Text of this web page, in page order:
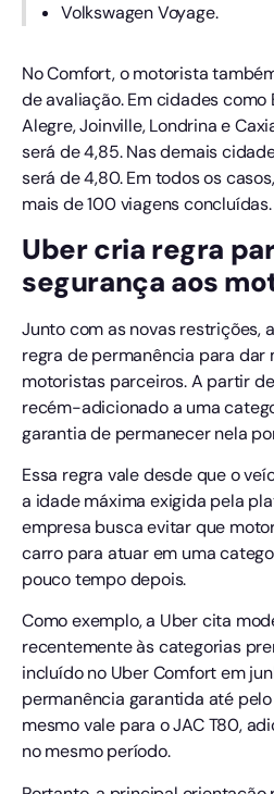
Volkswagen Voyage.
No Comfort, o motorista
de avaliação. Em cidades como
Alegre, Joinville, Londrina e
será de 4,85. Nas demais
será de 4,80. Em todos os
mais de 100 viagens concluídas.
Uber cria regra
segurança aos
Junto com as novas restrições,
regra de permanência para
motoristas parceiros. A partir
recém-adicionado a uma
garantia de permanecer nela
Essa regra vale desde que o
a idade máxima exigida pela
empresa busca evitar que
carro para atuar em uma
pouco tempo depois.
Como exemplo, a Uber cita
recentemente às categorias
incluído no Uber Comfort em
permanência garantida até
mesmo vale para o JAC T80,
no mesmo período.